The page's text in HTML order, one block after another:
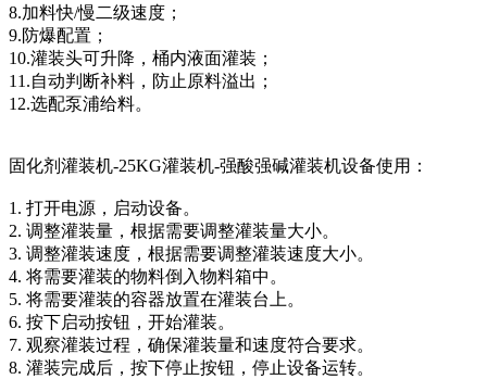
8.加料快/慢二级速度；
9.防爆配置；
10.灌装头可升降，桶内液面灌装；
11.自动判断补料，防止原料溢出；
12.选配泵浦给料。
固化剂灌装机-25KG灌装机-强酸强碱灌装机设备使用：
1. 打开电源，启动设备。
2. 调整灌装量，根据需要调整灌装量大小。
3. 调整灌装速度，根据需要调整灌装速度大小。
4. 将需要灌装的物料倒入物料箱中。
5. 将需要灌装的容器放置在灌装台上。
6. 按下启动按钮，开始灌装。
7. 观察灌装过程，确保灌装量和速度符合要求。
8. 灌装完成后，按下停止按钮，停止设备运转。